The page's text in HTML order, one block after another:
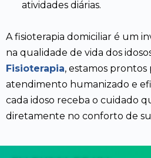
atividades diárias.
A fisioterapia domiciliar é um
na qualidade de vida dos
Fisioterapia, estamos
atendimento humanizado e
cada idoso receba o cuidado
diretamente no conforto de